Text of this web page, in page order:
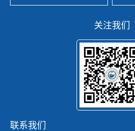
关注我们
联系我们